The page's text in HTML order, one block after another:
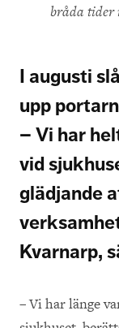
bråda tider
I augusti
upp
– Vi har
vid
glädjande
Kvarnarp,
– Vi har länge